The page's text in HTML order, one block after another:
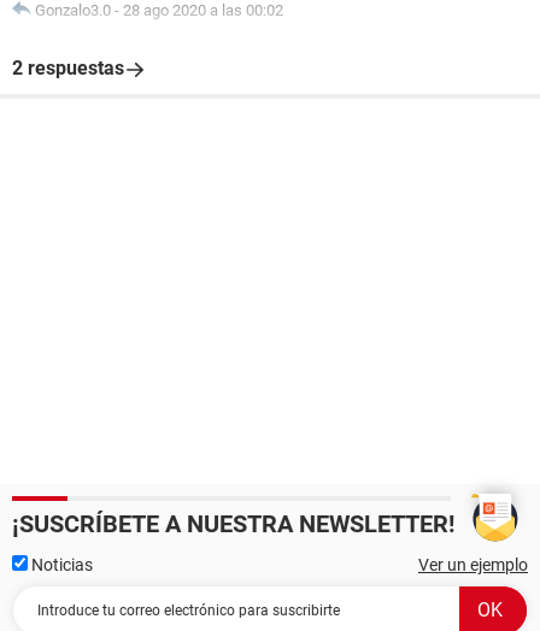
Gonzalo3.0 - 28 ago 2020 a las 00:02
2 respuestas
¡SUSCRÍBETE A NUESTRA NEWSLETTER!
Noticias Ver un ejemplo